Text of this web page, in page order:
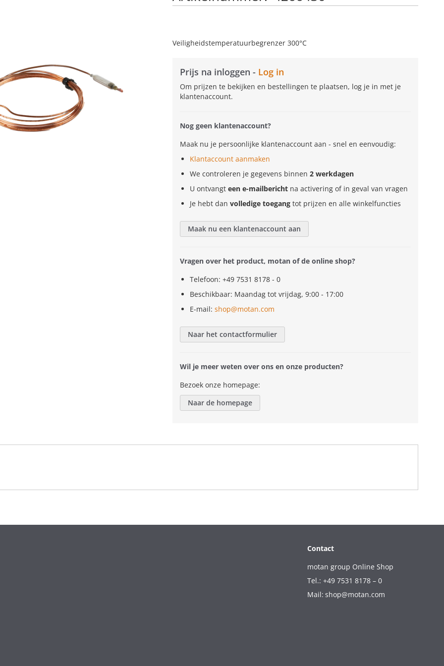
Veiligheidstemperatuurbegrenzer 300°C
Prijs na inloggen - Log in
Om prijzen te bekijken en bestellingen te plaatsen, log je in met je
klantenaccount.
Nog geen klantenaccount?
Maak nu je persoonlijke klantenaccount aan - snel en eenvoudig:
Klantaccount aanmaken
We controleren je gegevens binnen 2 werkdagen
U ontvangt een e-mailbericht na activering of in geval van vragen
Je hebt dan volledige toegang tot prijzen en alle winkelfuncties
Maak nu een klantenaccount aan
Vragen over het product, motan of de online shop?
Telefoon: +49 7531 8178 - 0
Beschikbaar: Maandag tot vrijdag, 9:00 - 17:00
E-mail: shop@motan.com
Naar het contactformulier
Wil je meer weten over ons en onze producten?
Bezoek onze homepage:
Naar de homepage
Contact
motan group Online Shop
Tel.: +49 7531 8178 – 0
Mail: shop@motan.com